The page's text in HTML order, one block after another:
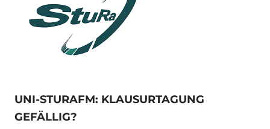
UNI-STURAFM: KLAUSURTAGUNG
GEFÄLLIG?